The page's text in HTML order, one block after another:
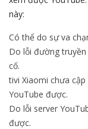
này:
Có thể do sự va
Do lỗi đường
cố.
tivi Xiaomi chưa
YouTube được.
Do lỗi server
được.